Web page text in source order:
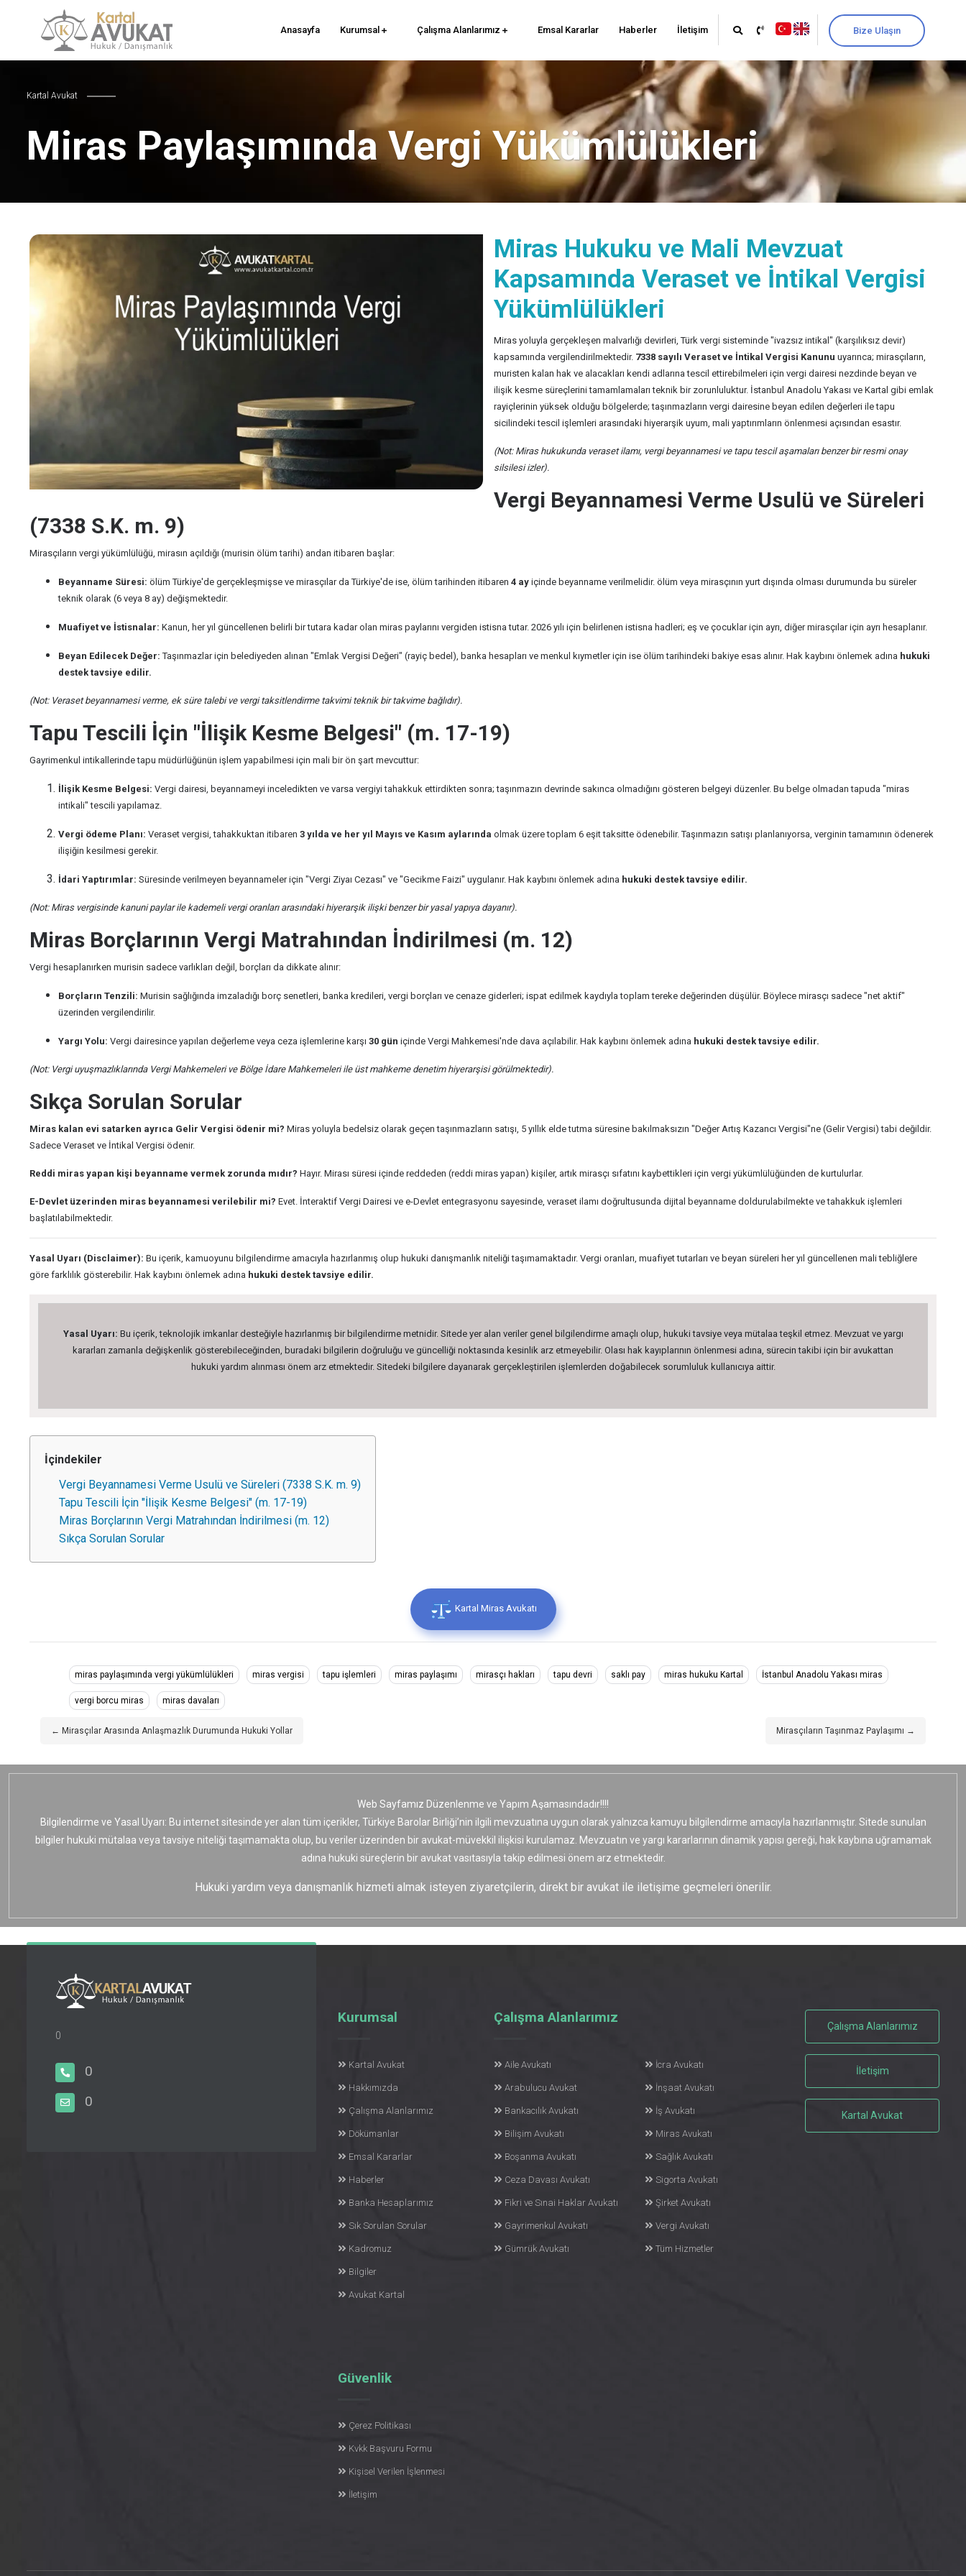
Anasayfa Kurumsal Çalışma Alanlarımız Emsal Kararlar Haberler İletişim Bize Ulaşın
Kartal Avukat
Miras Paylaşımında Vergi Yükümlülükleri
Miras Hukuku ve Mali Mevzuat
Kapsamında Veraset ve İntikal Vergisi
Yükümlülükleri
Miras yoluyla gerçekleşen malvarlığı devirleri, Türk vergi sisteminde "ivazsız intikal" (karşılıksız devir)
kapsamında vergilendirilmektedir. 7338 sayılı Veraset ve İntikal Vergisi Kanunu uyarınca; mirasçıların,
muristen kalan hak ve alacakları kendi adlarına tescil ettirebilmeleri için vergi dairesi nezdinde beyan ve
ilişik kesme süreçlerini tamamlamaları teknik bir zorunluluktur. İstanbul Anadolu Yakası ve Kartal gibi emlak
rayiçlerinin yüksek olduğu bölgelerde; taşınmazların vergi dairesine beyan edilen değerleri ile tapu
sicilindeki tescil işlemleri arasındaki hiyerarşik uyum, mali yaptırımların önlenmesi açısından esastır.
(Not: Miras hukukunda veraset ilamı, vergi beyannamesi ve tapu tescil aşamaları benzer bir resmi onay
silsilesi izler).
Vergi Beyannamesi Verme Usulü ve Süreleri
(7338 S.K. m. 9)
Mirasçıların vergi yükümlülüğü, mirasın açıldığı (murisin ölüm tarihi) andan itibaren başlar:
Beyanname Süresi: ölüm Türkiye'de gerçekleşmişse ve mirasçılar da Türkiye'de ise, ölüm tarihinden itibaren 4 ay içinde beyanname verilmelidir. ölüm veya mirasçının yurt dışında olması durumunda bu süreler
teknik olarak (6 veya 8 ay) değişmektedir.
Muafiyet ve İstisnalar: Kanun, her yıl güncellenen belirli bir tutara kadar olan miras paylarını vergiden istisna tutar. 2026 yılı için belirlenen istisna hadleri; eş ve çocuklar için ayrı, diğer mirasçılar için ayrı hesaplanır.
Beyan Edilecek Değer: Taşınmazlar için belediyeden alınan "Emlak Vergisi Değeri" (rayiç bedel), banka hesapları ve menkul kıymetler için ise ölüm tarihindeki bakiye esas alınır. Hak kaybını önlemek adına hukuki
destek tavsiye edilir.
(Not: Veraset beyannamesi verme, ek süre talebi ve vergi taksitlendirme takvimi teknik bir takvime bağlıdır).
Tapu Tescili İçin "İlişik Kesme Belgesi" (m. 17-19)
Gayrimenkul intikallerinde tapu müdürlüğünün işlem yapabilmesi için mali bir ön şart mevcuttur:
İlişik Kesme Belgesi: Vergi dairesi, beyannameyi inceledikten ve varsa vergiyi tahakkuk ettirdikten sonra; taşınmazın devrinde sakınca olmadığını gösteren belgeyi düzenler. Bu belge olmadan tapuda "miras
intikali" tescili yapılamaz.
Vergi ödeme Planı: Veraset vergisi, tahakkuktan itibaren 3 yılda ve her yıl Mayıs ve Kasım aylarında olmak üzere toplam 6 eşit taksitte ödenebilir. Taşınmazın satışı planlanıyorsa, verginin tamamının ödenerek
ilişiğin kesilmesi gerekir.
İdari Yaptırımlar: Süresinde verilmeyen beyannameler için "Vergi Ziyaı Cezası" ve "Gecikme Faizi" uygulanır. Hak kaybını önlemek adına hukuki destek tavsiye edilir.
(Not: Miras vergisinde kanuni paylar ile kademeli vergi oranları arasındaki hiyerarşik ilişki benzer bir yasal yapıya dayanır).
Miras Borçlarının Vergi Matrahından İndirilmesi (m. 12)
Vergi hesaplanırken murisin sadece varlıkları değil, borçları da dikkate alınır:
Borçların Tenzili: Murisin sağlığında imzaladığı borç senetleri, banka kredileri, vergi borçları ve cenaze giderleri; ispat edilmek kaydıyla toplam tereke değerinden düşülür. Böylece mirasçı sadece "net aktif"
üzerinden vergilendirilir.
Yargı Yolu: Vergi dairesince yapılan değerleme veya ceza işlemlerine karşı 30 gün içinde Vergi Mahkemesi'nde dava açılabilir. Hak kaybını önlemek adına hukuki destek tavsiye edilir.
(Not: Vergi uyuşmazlıklarında Vergi Mahkemeleri ve Bölge İdare Mahkemeleri ile üst mahkeme denetim hiyerarşisi görülmektedir).
Sıkça Sorulan Sorular
Miras kalan evi satarken ayrıca Gelir Vergisi ödenir mi? Miras yoluyla bedelsiz olarak geçen taşınmazların satışı, 5 yıllık elde tutma süresine bakılmaksızın "Değer Artış Kazancı Vergisi"ne (Gelir Vergisi) tabi değildir.
Sadece Veraset ve İntikal Vergisi ödenir.
Reddi miras yapan kişi beyanname vermek zorunda mıdır? Hayır. Mirası süresi içinde reddeden (reddi miras yapan) kişiler, artık mirasçı sıfatını kaybettikleri için vergi yükümlülüğünden de kurtulurlar.
E-Devlet üzerinden miras beyannamesi verilebilir mi? Evet. İnteraktif Vergi Dairesi ve e-Devlet entegrasyonu sayesinde, veraset ilamı doğrultusunda dijital beyanname doldurulabilmekte ve tahakkuk işlemleri
başlatılabilmektedir.
Yasal Uyarı (Disclaimer): Bu içerik, kamuoyunu bilgilendirme amacıyla hazırlanmış olup hukuki danışmanlık niteliği taşımamaktadır. Vergi oranları, muafiyet tutarları ve beyan süreleri her yıl güncellenen mali tebliğlere
göre farklılık gösterebilir. Hak kaybını önlemek adına hukuki destek tavsiye edilir.
Yasal Uyarı: Bu içerik, teknolojik imkanlar desteğiyle hazırlanmış bir bilgilendirme metnidir. Sitede yer alan veriler genel bilgilendirme amaçlı olup, hukuki tavsiye veya mütalaa teşkil etmez. Mevzuat ve yargı
kararları zamanla değişkenlik gösterebileceğinden, buradaki bilgilerin doğruluğu ve güncelliği noktasında kesinlik arz etmeyebilir. Olası hak kayıplarının önlenmesi adına, sürecin takibi için bir avukattan
hukuki yardım alınması önem arz etmektedir. Sitedeki bilgilere dayanarak gerçekleştirilen işlemlerden doğabilecek sorumluluk kullanıcıya aittir.
İçindekiler
Vergi Beyannamesi Verme Usulü ve Süreleri (7338 S.K. m. 9)
Tapu Tescili İçin "İlişik Kesme Belgesi" (m. 17-19)
Miras Borçlarının Vergi Matrahından İndirilmesi (m. 12)
Sıkça Sorulan Sorular
Kartal Miras Avukatı
miras paylaşımında vergi yükümlülükleri miras vergisi tapu işlemleri miras paylaşımı mirasçı hakları tapu devri saklı pay miras hukuku Kartal İstanbul Anadolu Yakası miras
vergi borcu miras miras davaları
← Mirasçılar Arasında Anlaşmazlık Durumunda Hukuki Yollar Mirasçıların Taşınmaz Paylaşımı →
Web Sayfamız Düzenlenme ve Yapım Aşamasındadır!!!!
Bilgilendirme ve Yasal Uyarı: Bu internet sitesinde yer alan tüm içerikler, Türkiye Barolar Birliği’nin ilgili mevzuatına uygun olarak yalnızca kamuyu bilgilendirme amacıyla hazırlanmıştır. Sitede sunulan
bilgiler hukuki mütalaa veya tavsiye niteliği taşımamakta olup, bu veriler üzerinden bir avukat-müvekkil ilişkisi kurulamaz. Mevzuatın ve yargı kararlarının dinamik yapısı gereği, hak kaybına uğramamak
adına hukuki süreçlerin bir avukat vasıtasıyla takip edilmesi önem arz etmektedir.
Hukuki yardım veya danışmanlık hizmeti almak isteyen ziyaretçilerin, direkt bir avukat ile iletişime geçmeleri önerilir.
0
0
0
Kurumsal
Kartal Avukat
Hakkımızda
Çalışma Alanlarımız
Dökümanlar
Emsal Kararlar
Haberler
Banka Hesaplarımız
Sık Sorulan Sorular
Kadromuz
Bilgiler
Avukat Kartal
Güvenlik
Çerez Politikası
Kvkk Başvuru Formu
Kişisel Verilen İşlenmesi
İletişim
Çalışma Alanlarımız
Aile Avukatı
Arabulucu Avukat
Bankacılık Avukatı
Bilişim Avukatı
Boşanma Avukatı
Ceza Davası Avukatı
Fikri ve Sınai Haklar Avukatı
Gayrimenkul Avukatı
Gümrük Avukatı
İcra Avukatı
İnşaat Avukatı
İş Avukatı
Miras Avukatı
Sağlık Avukatı
Sigorta Avukatı
Şirket Avukatı
Vergi Avukatı
Tüm Hizmetler
Çalışma Alanlarımız
İletişim
Kartal Avukat